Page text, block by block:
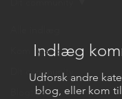
Kom i gang
Dit community
Blogtips
Indlæg
Udforsk andre
blog, eller kom